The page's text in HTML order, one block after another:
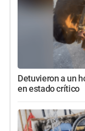
Detuvieron a un
en estado crítico